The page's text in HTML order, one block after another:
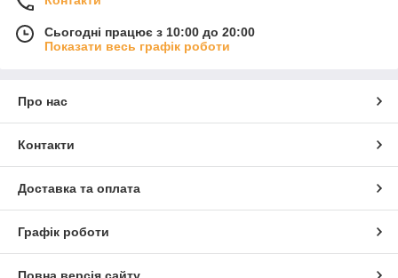
Сьогодні працює з 10:00 до 20:00
Показати весь графік роботи
Про нас
Контакти
Доставка та оплата
Графік роботи